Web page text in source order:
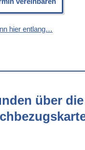
hier entlang…
über die